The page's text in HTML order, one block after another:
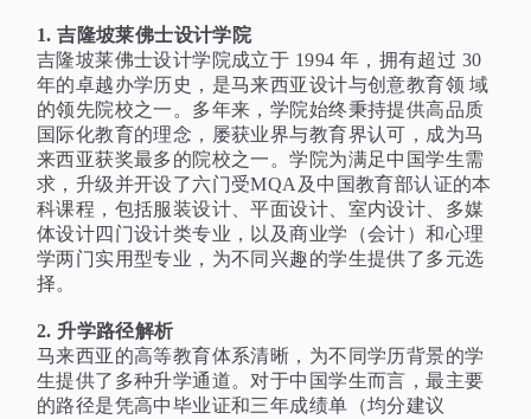
1. 吉隆坡莱佛士设计学院
吉隆坡莱佛士设计学院成立于 1994 年，拥有超过 30
年的卓越办学历史，是马来西亚设计与创意教育领 域
的领先院校之一。多年来，学院始终秉持提供高品质
国际化教育的理念，屡获业界与教育界认可，成为马
来西亚获奖最多的院校之一。学院为满足中国学生需
求，升级并开设了六门受MQA及中国教育部认证的本
科课程，包括服装设计、平面设计、室内设计、多媒
体设计四门设计类专业，以及商业学（会计）和心理
学两门实用型专业，为不同兴趣的学生提供了多元选
择。
2. 升学路径解析
马来西亚的高等教育体系清晰，为不同学历背景的学
生提供了多种升学通道。对于中国学生而言，最主要
的路径是凭高中毕业证和三年成绩单（均分建议